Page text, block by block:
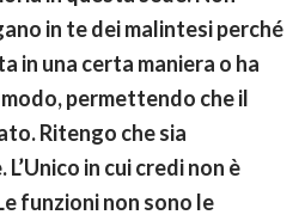
in te dei malintesi perché
in una certa maniera o ha
permettendo che il
Ritengo che sia
in cui credi non è
funzioni non sono le